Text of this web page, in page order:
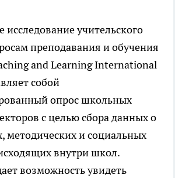
учительского
преподавания и обучения
and Learning International
собой
опрос школьных
с целью сбора данных о
методических и социальных
внутри школ.
возможность увидеть